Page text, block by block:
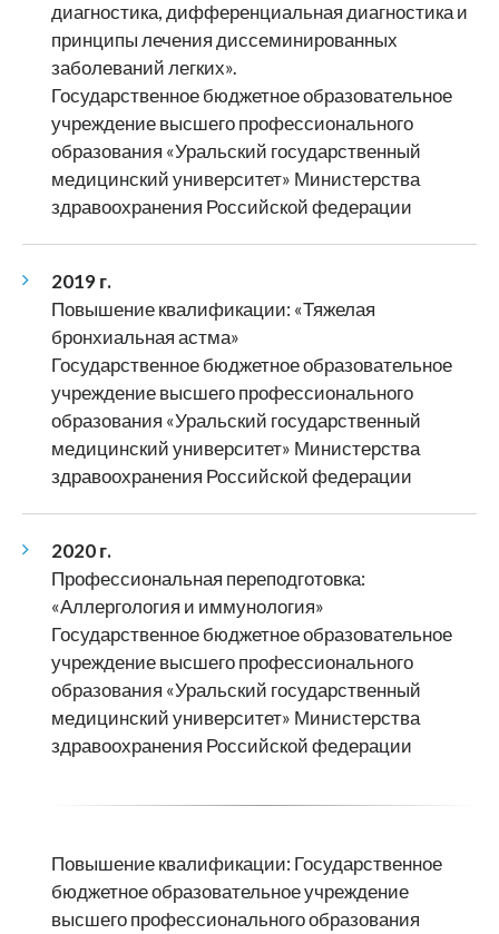
диагностика, дифференциальная диагностика и
принципы лечения диссеминированных
заболеваний легких».
Государственное бюджетное образовательное
учреждение высшего профессионального
образования «Уральский государственный
медицинский университет» Министерства
здравоохранения Российской федерации
2019 г.
Повышение квалификации: «Тяжелая
бронхиальная астма»
Государственное бюджетное образовательное
учреждение высшего профессионального
образования «Уральский государственный
медицинский университет» Министерства
здравоохранения Российской федерации
2020 г.
Профессиональная переподготовка:
«Аллергология и иммунология»
Государственное бюджетное образовательное
учреждение высшего профессионального
образования «Уральский государственный
медицинский университет» Министерства
здравоохранения Российской федерации
Повышение квалификации: Государственное
бюджетное образовательное учреждение
высшего профессионального образования